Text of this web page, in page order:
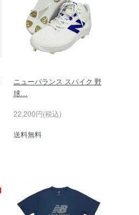
ニューバランス スパイク 野
球…
22,200円(税込)
送料無料